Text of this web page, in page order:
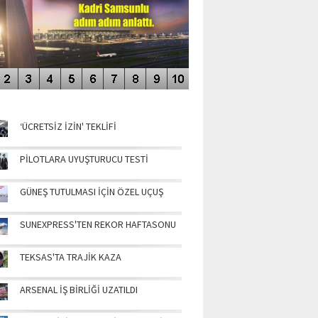
‘ÜCRETSİZ İZİN' TEKLİFİ
PİLOTLARA UYUŞTURUCU TESTİ
GÜNEŞ TUTULMASI İÇİN ÖZEL UÇUŞ
SUNEXPRESS'TEN REKOR HAFTASONU
TEKSAS'TA TRAJİK KAZA
ARSENAL İŞ BİRLİĞİ UZATILDI